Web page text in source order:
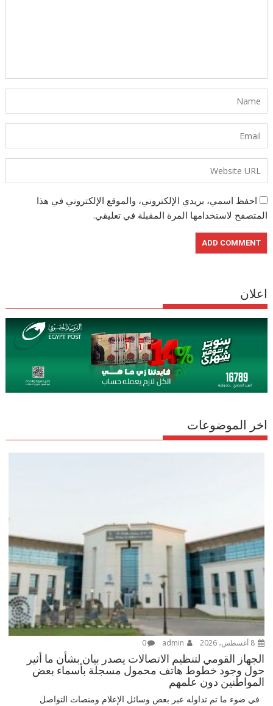
احفظ اسمي، بريدي الإلكتروني، والموقع الإلكتروني في هذا
المتصفح لاستخدامها المرة المقبلة في تعليقي.
اعلان
اخر الموضوعات
8 أغسطس، 2026 0
الجهاز القومي لتنظيم الاتصالات يصدر بيان بشأن ما أثير
حول وجود خطوط هاتف محمول مسجلة بأسماء بعض
المواطنين دون علمهم
في ضوء ما تم تداوله عبر بعض وسائل الإعلام ومنصات التواصل